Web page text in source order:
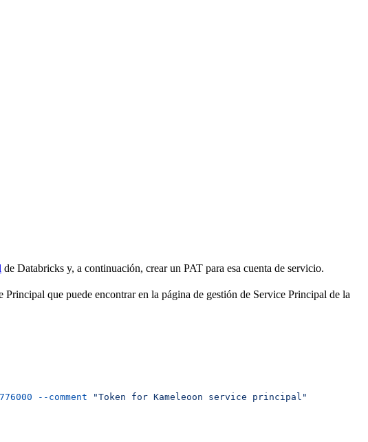
de Databricks y, a continuación, crear un PAT para esa cuenta de servicio.
que puede encontrar en la página de gestión de Service Principal de la
--comment "Token for Kameleoon service principal"